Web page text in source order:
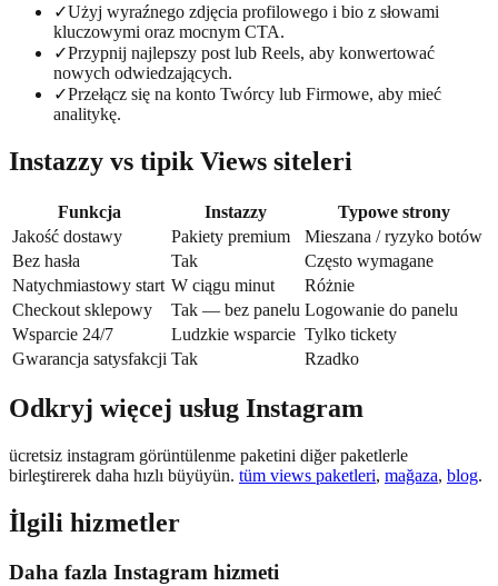
✓Użyj wyraźnego zdjęcia profilowego i bio z słowami
kluczowymi oraz mocnym CTA.
✓Przypnij najlepszy post lub Reels, aby konwertować
nowych odwiedzających.
✓Przełącz się na konto Twórcy lub Firmowe, aby mieć
analitykę.
Instazzy vs tipik Views siteleri
Funkcja Instazzy
Typowe strony
Jakość dostawy
Pakiety premium
Mieszana / ryzyko botów
Bez hasła
Tak
Często wymagane
Natychmiastowy start W ciągu minut
Różnie
Checkout sklepowy
Tak — bez panelu Logowanie do panelu
Wsparcie 24/7
Ludzkie wsparcie Tylko tickety
Gwarancja satysfakcji Tak Rzadko
Odkryj więcej usług Instagram
ücretsiz instagram görüntülenme paketini diğer paketlerle
birleştirerek daha hızlı büyüyün. tüm views paketleri, mağaza, blog.
İlgili hizmetler
Daha fazla Instagram hizmeti